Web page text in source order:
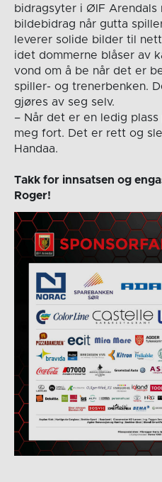
bidragsyter i ØIF Arendals
bildebidrag når gutta
leverer solide bilder til
idet dommerne blåser av
vond om å be når det er
spiller- og trenerbenken.
gjøres av seg selv.
– Når det er en ledig
meg fort. Det er rett og
Handaa.
Takk for innsatsen og
Roger!